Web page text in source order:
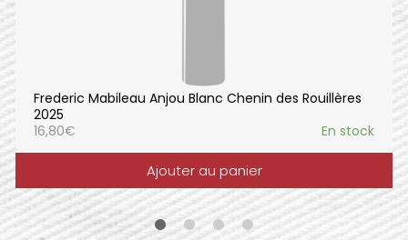
Frederic Mabileau Anjou Blanc Chenin des Rouillères
2025
16,80€ En stock
Ajouter au panier